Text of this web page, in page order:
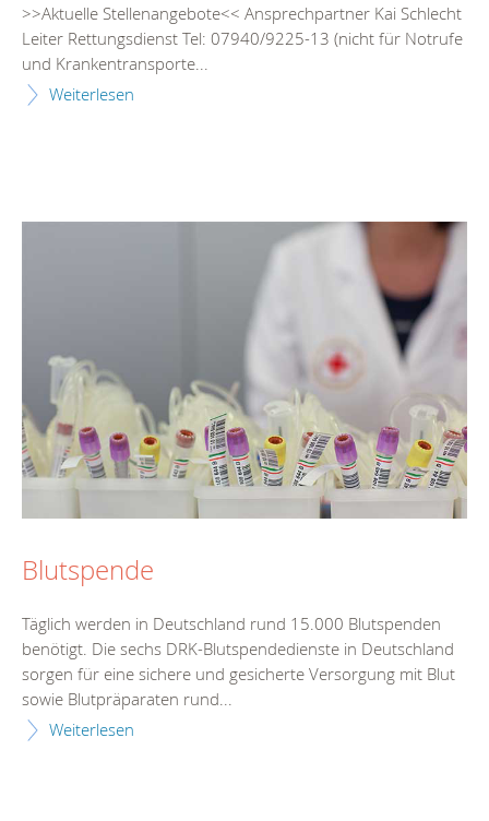
>>Aktuelle Stellenangebote<< Ansprechpartner Kai Schlecht
Leiter Rettungsdienst Tel: 07940/9225-13 (nicht für Notrufe
und Krankentransporte...
Weiterlesen
Blutspende
Täglich werden in Deutschland rund 15.000 Blutspenden
benötigt. Die sechs DRK-Blutspendedienste in Deutschland
sorgen für eine sichere und gesicherte Versorgung mit Blut
sowie Blutpräparaten rund...
Weiterlesen